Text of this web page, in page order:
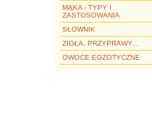
MĄKA - TYPY I
ZASTOSOWANIA
SŁOWNIK
ZIOŁA, PRZYPRAWY...
OWOCE EGZOTYCZNE